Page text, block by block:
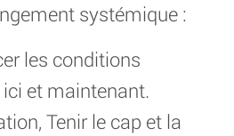
systémique :
les conditions
ici et maintenant.
Tenir le cap et la